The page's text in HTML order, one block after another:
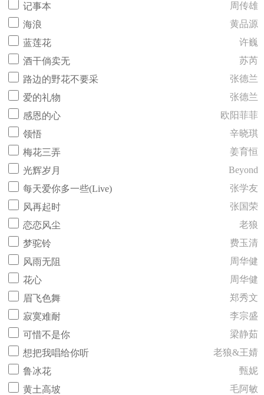
记事本
周传雄
海浪
黄品源
蓝莲花
许巍
酒干倘卖无
苏芮
路边的野花不要采
张德兰
爱的礼物
张德兰
感恩的心
欧阳菲菲
领悟
辛晓琪
梅花三弄
姜育恒
光辉岁月
Beyond
每天爱你多一些(Live)
张学友
风再起时
张国荣
恋恋风尘
老狼
梦驼铃
费玉清
风雨无阻
周华健
花心
周华健
眉飞色舞
郑秀文
寂寞难耐
李宗盛
可惜不是你
梁静茹
想把我唱给你听
老狼&王婧
鲁冰花
甄妮
黄土高坡
毛阿敏